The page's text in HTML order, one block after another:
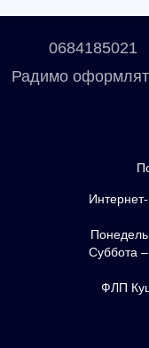
0684185021
Радимо
Суббота
ФЛП